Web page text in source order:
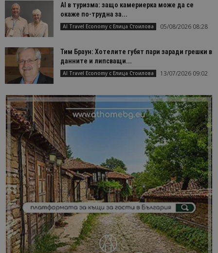
AI в туризма: защо камериерка може да се
окаже по-трудна за...
AI Travel Economy с Елица Стоилова 05/08/2026 08:28
Тим Браун: Хотелите губят пари заради грешки в
данните и липсващи...
AI Travel Economy с Елица Стоилова 13/07/2026 09:02